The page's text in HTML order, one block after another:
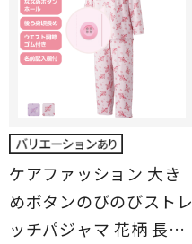
ケアファッション 大き
めボタンのびのびストレ
ッチパジャマ 花柄 長袖